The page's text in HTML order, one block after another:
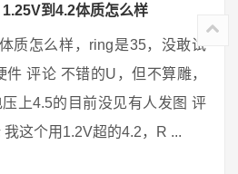
到4.2体质怎么样
质怎么样，ring是35，没敢试
评论 不错的U，但不算雕，
压上4.5的目前没见有人发图 评
这个用1.2V超的4.2，R ...